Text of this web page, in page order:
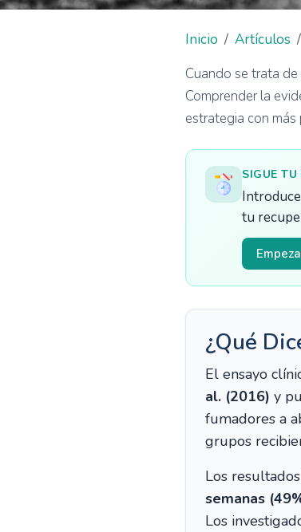
Inicio Artículos
Cuando se trata
Comprender la
estrategia con
SIGUE
tu
¿Qué
El ensayo
al. (2016) y
fumadores a
grupos
Los
semanas
Los